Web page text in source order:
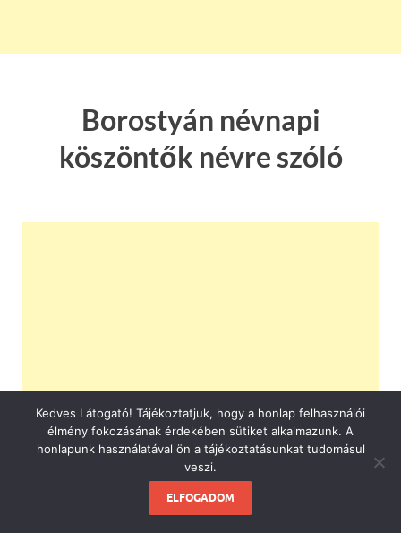
Borostyán névnapi
köszöntők névre szóló
Kedves Látogató! Tájékoztatjuk, hogy a honlap felhasználói
élmény fokozásának érdekében sütiket alkalmazunk. A
honlapunk használatával ön a tájékoztatásunkat tudomásul
veszi.
ELFOGADOM